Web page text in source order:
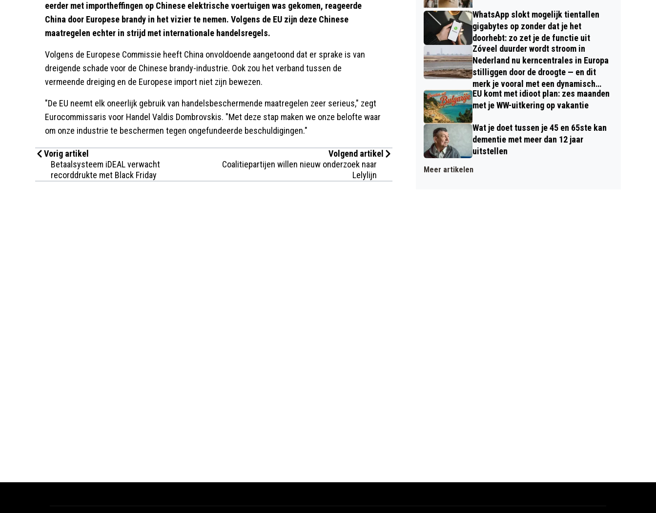
eerder met importheffingen op Chinese elektrische voertuigen was gekomen, reageerde
China door Europese brandy in het vizier te nemen. Volgens de EU zijn deze Chinese
maatregelen echter in strijd met internationale handelsregels.
Volgens de Europese Commissie heeft China onvoldoende aangetoond dat er sprake is van
dreigende schade voor de Chinese brandy-industrie. Ook zou het verband tussen de
vermeende dreiging en de Europese import niet zijn bewezen.
"De EU neemt elk oneerlijk gebruik van handelsbeschermende maatregelen zeer serieus," zegt
Eurocommissaris voor Handel Valdis Dombrovskis. "Met deze stap maken we onze belofte waar
om onze industrie te beschermen tegen ongefundeerde beschuldigingen."
Vorig artikel
Betaalsysteem iDEAL verwacht
recorddrukte met Black Friday
Volgend artikel
Coalitiepartijen willen nieuw onderzoek naar
Lelylijn
WhatsApp slokt mogelijk tientallen
gigabytes op zonder dat je het
doorhebt: zo zet je de functie uit
Zóveel duurder wordt stroom in
Nederland nu kerncentrales in Europa
stilliggen door de droogte — en dit
merk je vooral met een dynamisch
contract
EU komt met idioot plan: zes maanden
met je WW-uitkering op vakantie
Wat je doet tussen je 45 en 65ste kan
dementie met meer dan 12 jaar
uitstellen
Meer artikelen